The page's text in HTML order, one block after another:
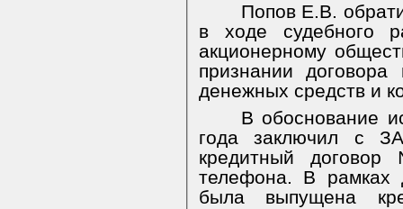
Попов Е.В.
в ходе судебного
акционерному
признании договора
денежных средств и
В обоснование
года заключил с
кредитный
телефона. В рамках
была выпущена